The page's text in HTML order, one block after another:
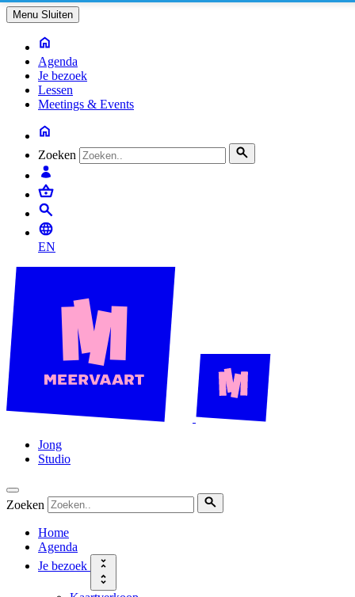
Menu Sluiten
Agenda
Je bezoek
Lessen
Meetings & Events
Zoeken
EN
Jong
Studio
Zoeken
Home
Agenda
Je bezoek